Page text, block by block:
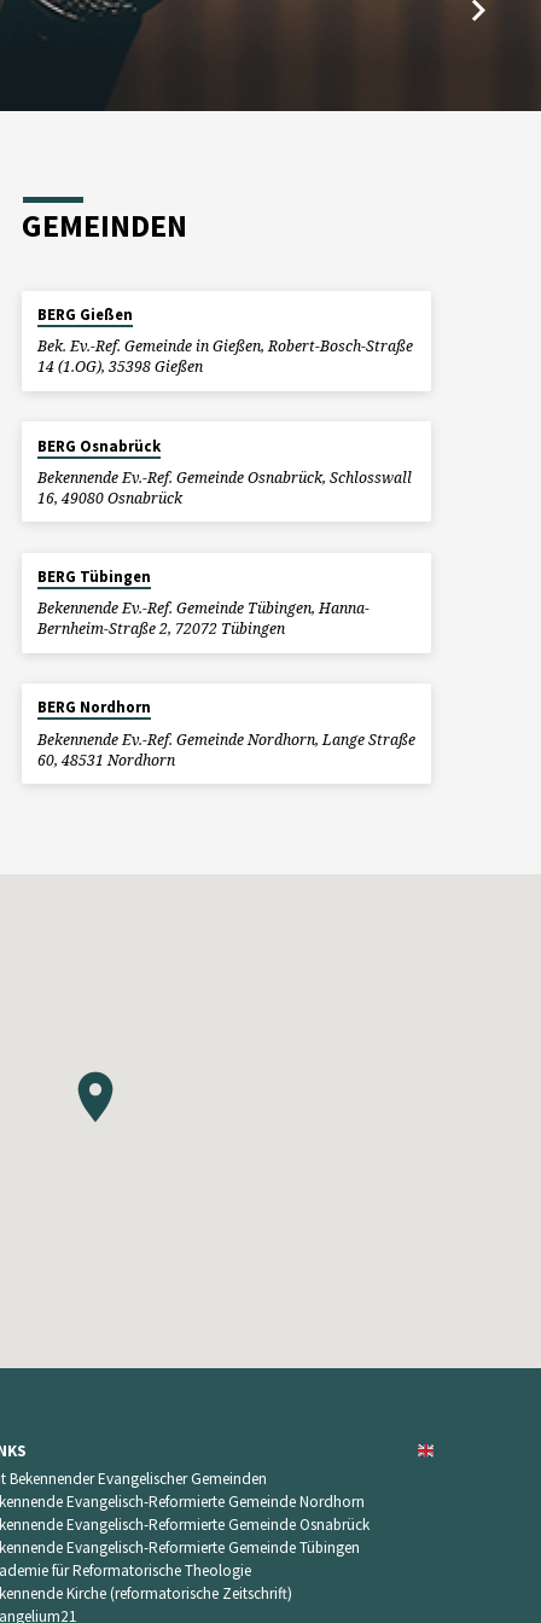
GEMEINDEN
BERG Gießen
Bek. Ev.-Ref. Gemeinde in Gießen, Robert-Bosch-Straße
14 (1.OG), 35398 Gießen
BERG Osnabrück
Bekennende Ev.-Ref. Gemeinde Osnabrück, Schlosswall
16, 49080 Osnabrück
BERG Tübingen
Bekennende Ev.-Ref. Gemeinde Tübingen, Hanna-
Bernheim-Straße 2, 72072 Tübingen
BERG Nordhorn
Bekennende Ev.-Ref. Gemeinde Nordhorn, Lange Straße
60, 48531 Nordhorn
Bekennender Evangelischer Gemeinden
Evangelisch-Reformierte Gemeinde Nordhorn
Evangelisch-Reformierte Gemeinde Osnabrück
Evangelisch-Reformierte Gemeinde Tübingen
für Reformatorische Theologie
Kirche (reformatorische Zeitschrift)